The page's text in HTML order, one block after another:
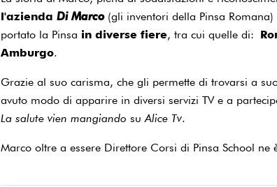
l'azienda Di Marco(gli inventori della Pinsa Romana)
portato la Pinsa in diverse fiere, tra cui quelle di:
Amburgo.
Grazie al suo carisma, che gli permette di trovarsi a
avuto modo di apparire in diversi servizi TV e a
La salute vien mangiando suAlice Tv.
Marco oltre a essere Direttore Corsi di Pinsa School ne